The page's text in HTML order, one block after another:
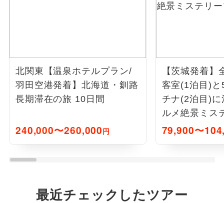
北関東【温泉ホテルプラン/
羽田空港発着】北海道・釧路
長期滞在の旅 10日間
240,000〜260,000円
【茨城発着】
客室(1泊目)
チナ(2泊目)
ルメ絶景ミス
日間
79,900〜
最近チェックしたツアー